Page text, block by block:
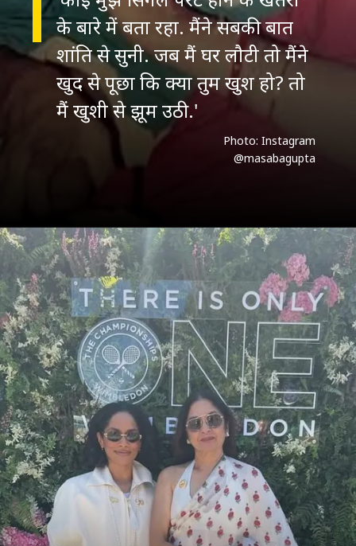
के बारे में बता रहा. मैंने सबकी बात
शांति से सुनी. जब मैं घर लौटी तो मैंने
खुद से पूछा कि क्या तुम खुश हो? तो
मैं खुशी से झूम उठी.'
Photo: Instagram
@masabagupta